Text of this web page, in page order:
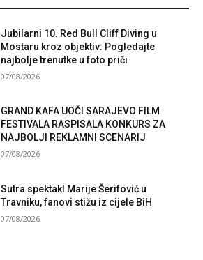
Jubilarni 10. Red Bull Cliff Diving u
Mostaru kroz objektiv: Pogledajte
najbolje trenutke u foto priči
07/08/2026
GRAND KAFA UOČI SARAJEVO FILM
FESTIVALA RASPISALA KONKURS ZA
NAJBOLJI REKLAMNI SCENARIJ
07/08/2026
Sutra spektakl Marije Šerifović u
Travniku, fanovi stižu iz cijele BiH
07/08/2026